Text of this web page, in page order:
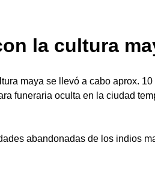
la cultura
maya se llevó a cabo aprox.
funeraria oculta en la ciudad
abandonadas de los indios